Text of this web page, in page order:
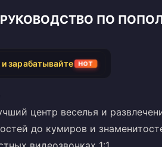
РУКОВОДСТВО ПО
зарабатывайте HOT
центр веселья и
до кумиров и